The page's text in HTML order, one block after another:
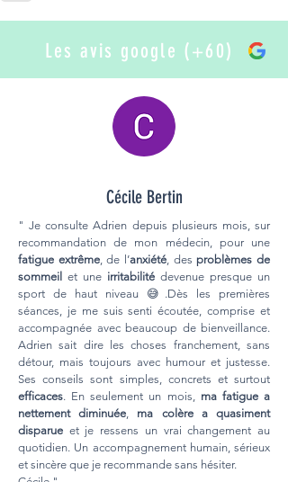
Les avis google (+60)
Cécile Bertin
" Je consulte Adrien depuis plusieurs mois, sur
recommandation de mon médecin, pour une
fatigue extrême, de l’anxiété , desproblèmes de
sommeil et une irritabilité devenue presque un
sport de haut niveau 😅.Dès les premières
séances, je me suis senti écoutée, comprise et
accompagnée avec beaucoup de bienveillance.
Adrien sait dire les choses franchement, sans
détour, mais toujours avec humour et justesse.
Ses conseils sont simples, concrets et surtout
efficaces. En seulement un mois, ma fatigue a
nettement diminuée
ma colère a quasiment
disparue et je ressens un vrai changement au
quotidien. Un accompagnement humain, sérieux
et sincère que je recommande sans hésiter.